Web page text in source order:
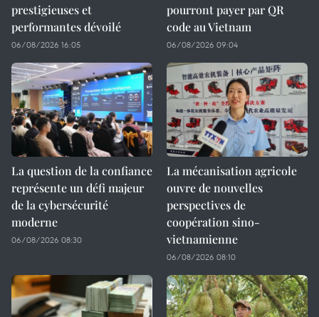
prestigieuses et
performantes dévoilé
06/08/2026 16:05
pourront payer par QR
code au Vietnam
06/08/2026 09:04
La question de la confiance
représente un défi majeur
de la cybersécurité
moderne
06/08/2026 08:30
La mécanisation agricole
ouvre de nouvelles
perspectives de
coopération sino-
vietnamienne
06/08/2026 08:10